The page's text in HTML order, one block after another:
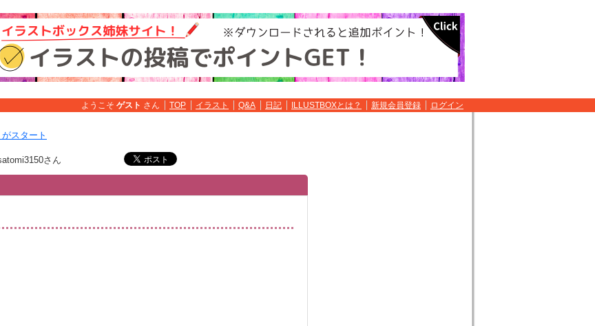
ようこそ ゲスト さん TOP イラスト Q&A 日記 ILLUSTBOXとは？ 新規会員登録 ログイン
スタート
さん